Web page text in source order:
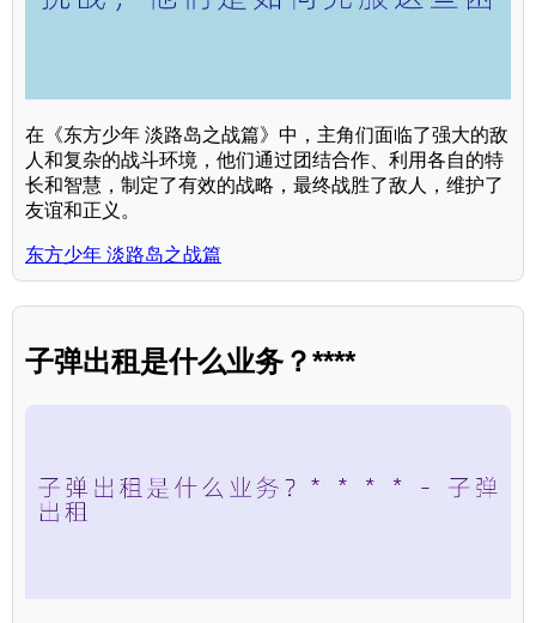
在《东方少年 淡路岛之战篇》中，主角们面临了强大的敌
人和复杂的战斗环境，他们通过团结合作、利用各自的特
长和智慧，制定了有效的战略，最终战胜了敌人，维护了
友谊和正义。
东方少年 淡路岛之战篇
子弹出租是什么业务？****